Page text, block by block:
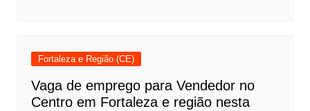
Fortaleza e Região (CE)
Vaga de emprego para Vendedor no
Centro em Fortaleza e região nesta